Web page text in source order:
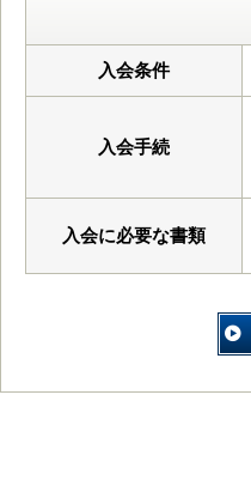
入会条件
入会手続
入会に必要な書類